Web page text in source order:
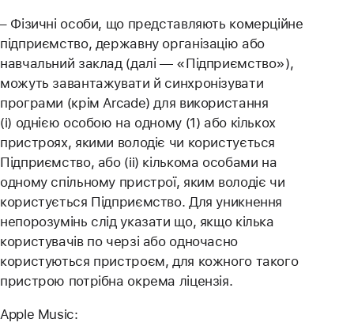
– Фізичні особи, що представляють комерційне
підприємство, державну організацію або
навчальний заклад (далі — «Підприємство»),
можуть завантажувати й синхронізувати
програми (крім Arcade) для використання
(i) однією особою на одному (1) або кількох
пристроях, якими володіє чи користується
Підприємство, або (ii) кількома особами на
одному спільному пристрої, яким володіє чи
користується Підприємство. Для уникнення
непорозумінь слід указати що, якщо кілька
користувачів по черзі або одночасно
користуються пристроєм, для кожного такого
пристрою потрібна окрема ліцензія.
Apple Music: